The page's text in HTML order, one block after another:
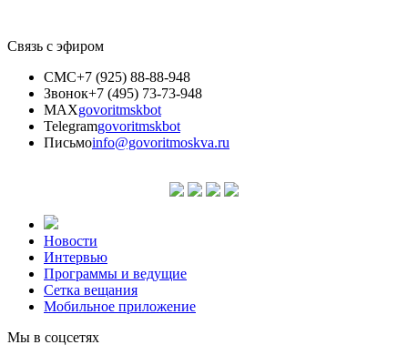
Связь с эфиром
СМС+7 (925) 88-88-948
Звонок+7 (495) 73-73-948
MAXgovoritmskbot
Telegramgovoritmskbot
Письмоinfo@govoritmoskva.ru
Новости
Интервью
Программы и ведущие
Сетка вещания
Мобильное приложение
Мы в соцсетях